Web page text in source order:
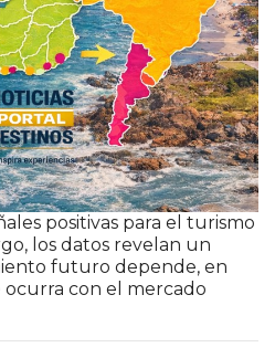
positivas para el turismo
los datos revelan un
futuro depende, en
con el mercado